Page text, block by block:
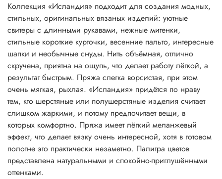
Коллекция «Исландия» подходит для создания модных,
стильных, оригинальных вязаных изделий: уютные
свитеры с длинными рукавами, нежные митенки,
стильные короткие курточки, весенние пальто, интересные
шапки и необычные снуды. Нить объёмная, отлично
скручена, приятна на ощупь, что делает работу лёгкой, а
результат быстрым. Пряжа слегка ворсистая, при этом
очень мягкая, рыхлая. «Исландия» придётся по нраву
тем, кто шерстяные или полушерстяные изделия считает
слишком жаркими, и потому предпочитает вещи, в
которых комфортно. Пряжа имеет лёгкий меланжевый
эффект, что делает вязку очень интересной, хотя в готовом
полотне это практически незаметно. Палитра цветов
представлена натуральными и спокойно-приглушёнными
оттенками.